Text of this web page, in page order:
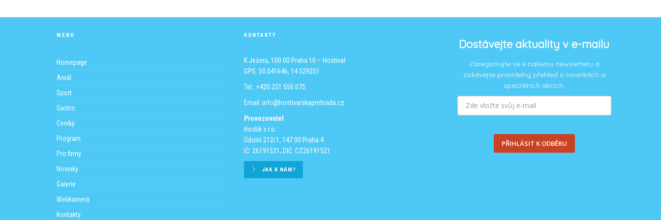
Samotná akce je zdarma. Do areálu Hostivařské přehrady se, v případě otevření areálu, platí vstupné. Kdybyste to cítili, tak budeme vděčni za dobrovolný příspěvek
MENU
Homepage
Areál
Sport
Gastro
Ceníky
Program
Pro firmy
Novinky
Galerie
Webkamera
Kontakty
KONTAKTY
K Jezeru, 100 00 Praha 10 – Hostivař
GPS: 50.041646, 14.529251
Tel.: +420 251 550 075
Email:info@hostivarskaprehrada.cz
Provozovatel
Hostik s.r.o.
Údolní 212/1, 147 00 Praha 4
IČ: 26191521, DIČ: CZ26191521
JAK K NÁM?
Dostávejte aktuality v e-mailu
Zaregistrujte se k našemu newsletteru a
získávejte pravidelný přehled o novinkách a
speciálních akcích.
PŘIHLÁSIT K ODBĚRU